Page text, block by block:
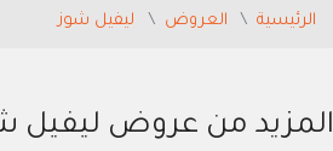
الرئيسية العروض ليفيل شوز
المزيد من عروض ليفيل